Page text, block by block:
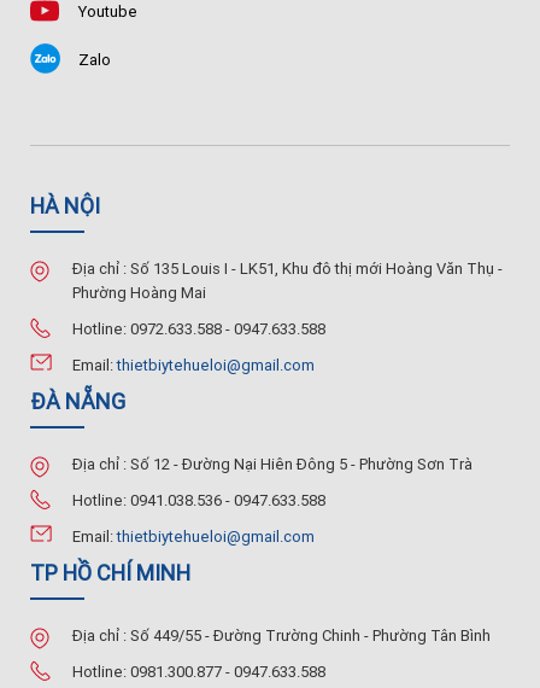
Youtube
Zalo
HÀ NỘI
Địa chỉ : Số 135 Louis I - LK51, Khu đô thị mới Hoàng Văn Thụ -
Phường Hoàng Mai
Hotline: 0972.633.588 - 0947.633.588
Email:thietbiytehueloi@gmail.com
ĐÀ NẴNG
Địa chỉ : Số 12 - Đường Nại Hiên Đông 5 - Phường Sơn Trà
Hotline: 0941.038.536 - 0947.633.588
Email:thietbiytehueloi@gmail.com
TP HỒ CHÍ MINH
Địa chỉ : Số 449/55 - Đường Trường Chinh - Phường Tân Bình
Hotline: 0981.300.877 - 0947.633.588